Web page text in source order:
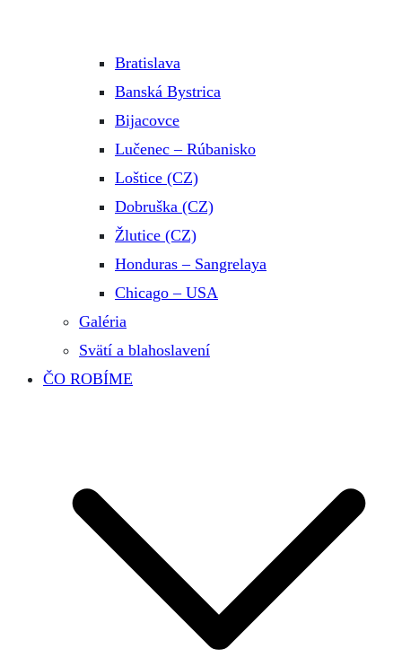
Bratislava
Banská Bystrica
Bijacovce
Lučenec – Rúbanisko
Loštice (CZ)
Dobruška (CZ)
Žlutice (CZ)
Honduras – Sangrelaya
Chicago – USA
Galéria
Svätí a blahoslavení
ČO ROBÍME